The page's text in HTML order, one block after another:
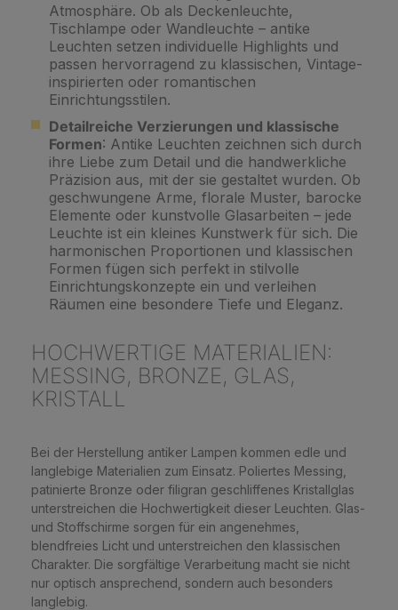
Atmosphäre. Ob als Deckenleuchte,
Tischlampe oder Wandleuchte – antike
Leuchten setzen individuelle Highlights und
passen hervorragend zu klassischen, Vintage-
inspirierten oder romantischen
Einrichtungsstilen.
Detailreiche Verzierungen und klassische
Formen: Antike Leuchten zeichnen sich durch
ihre Liebe zum Detail und die handwerkliche
Präzision aus, mit der sie gestaltet wurden. Ob
geschwungene Arme, florale Muster, barocke
Elemente oder kunstvolle Glasarbeiten – jede
Leuchte ist ein kleines Kunstwerk für sich. Die
harmonischen Proportionen und klassischen
Formen fügen sich perfekt in stilvolle
Einrichtungskonzepte ein und verleihen
Räumen eine besondere Tiefe und Eleganz.
HOCHWERTIGE MATERIALIEN:
MESSING, BRONZE, GLAS,
KRISTALL
Bei der Herstellung antiker Lampen kommen edle und
langlebige Materialien zum Einsatz. Poliertes Messing,
patinierte Bronze oder filigran geschliffenes Kristallglas
unterstreichen die Hochwertigkeit dieser Leuchten. Glas-
und Stoffschirme sorgen für ein angenehmes,
blendfreies Licht und unterstreichen den klassischen
Charakter. Die sorgfältige Verarbeitung macht sie nicht
nur optisch ansprechend, sondern auch besonders
langlebig.